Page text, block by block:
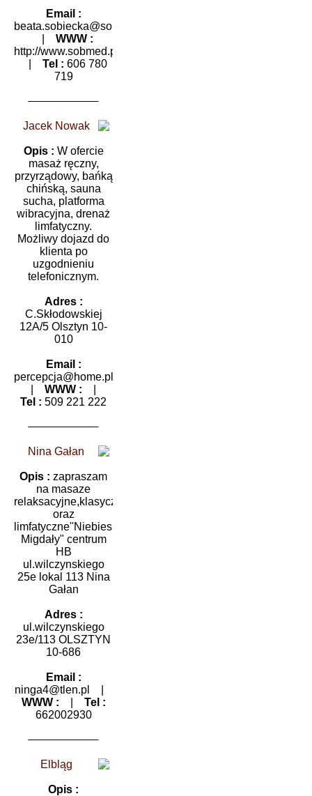
Email :
beata.sobiecka@sobmed.pl
WWW :
http://www.sobmed.pl
Tel : 606 780
719
Jacek Nowak
Opis : W ofercie
masaż ręczny,
przyrządowy, bańką
chińską, sauna
sucha, platforma
wibracyjna, drenaż
limfatyczny.
Możliwy dojazd do
klienta po
uzgodnieniu
telefonicznym.
Adres :
C.Skłodowskiej
12A/5 Olsztyn 10-
010
Email :
percepcja@home.pl
WWW :
Tel : 509 221 222
Nina Gałan
Opis : zapraszam
na masaze
relaksacyjne,klasyczne
oraz
limfatyczne''Niebieskie
Migdały" centrum
HB
ul.wilczynskiego
25e lokal 113 Nina
Gałan
Adres :
ul.wilczynskiego
23e/113 OLSZTYN
10-686
Email :
ninga4@tlen.pl
WWW :
Tel :
662002930
Elbląg
Opis :